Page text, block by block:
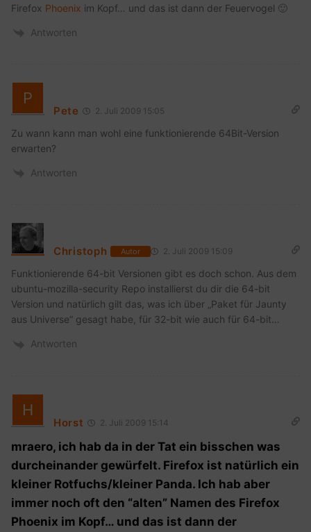
Firefox Phoenix im Kopf… und das ist dann der Feuervogel 🙂
Antworten
Pete 2. Juli 2009 15:05
Zu wann kann man wohl eine funktionierende 64Bit-Version
erwarten?
Antworten
Christoph Autor 2. Juli 2009 15:09
Funktionierende 64-bit Versionen gibt es doch schon. Aus dem
ubuntu-mozilla-security Repo installierst du dir die 64-bit
Version und natürlich gilt das, was ich über „Paket für Jaunty
aus Universe“ gesagt habe, für 32-bit wie auch für 64-bit…
Antworten
Horst 2. Juli 2009 15:14
mraero, ich hab da in der Tat ein bisschen was
durcheinander gewürfelt. Firefox ist natürlich ein
kleiner Rotfuchs/kleiner Panda. Ich hab aber
immer noch oft den “alten” Namen des Firefox
Phoenix im Kopf… und das ist dann der